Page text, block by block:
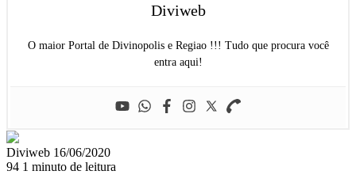
Diviweb
O maior Portal de Divinopolis e Regiao !!! Tudo que procura você
entra aqui!
Diviweb Mande
um
16/06/2020
94 1 minuto de leitura